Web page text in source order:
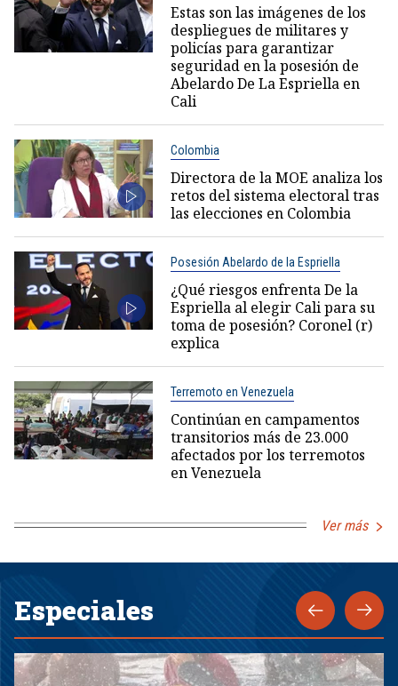
Estas son las imágenes de los
despliegues de militares y
policías para garantizar
seguridad en la posesión de
Abelardo De La Espriella en
Cali
Colombia
Directora de la MOE analiza los
retos del sistema electoral tras
las elecciones en Colombia
Posesión Abelardo de la Espriella
¿Qué riesgos enfrenta De la
Espriella al elegir Cali para su
toma de posesión? Coronel (r)
explica
Terremoto en Venezuela
Continúan en campamentos
transitorios más de 23.000
afectados por los terremotos
en Venezuela
Ver más
Especiales